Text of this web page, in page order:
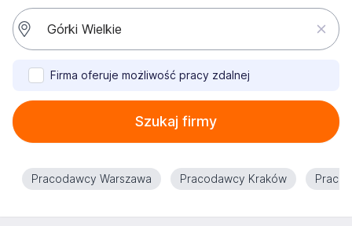
Firma oferuje możliwość pracy zdalnej
Szukaj firmy
Pracodawcy Warszawa Pracodawcy Kraków